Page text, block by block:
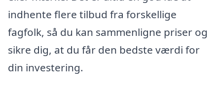
indhente flere tilbud fra forskellige
fagfolk, så du kan sammenligne priser og
sikre dig, at du får den bedste værdi for
din investering.